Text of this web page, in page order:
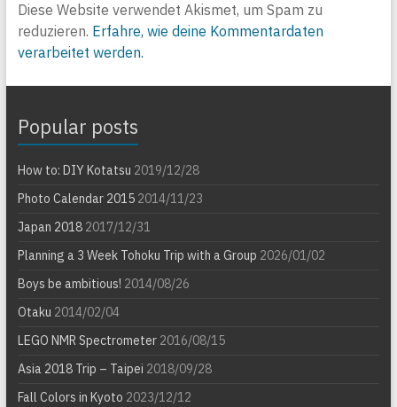
Diese Website verwendet Akismet, um Spam zu
reduzieren. Erfahre, wie deine Kommentardaten
verarbeitet werden.
Popular posts
How to: DIY Kotatsu 2019/12/28
Photo Calendar 20152014/11/23
Japan 20182017/12/31
Planning a 3 Week Tohoku Trip with a Group 2026/01/02
Boys be ambitious! 2014/08/26
Otaku 2014/02/04
LEGO NMR Spectrometer2016/08/15
Asia 2018 Trip – Taipei 2018/09/28
Fall Colors in Kyoto 2023/12/12